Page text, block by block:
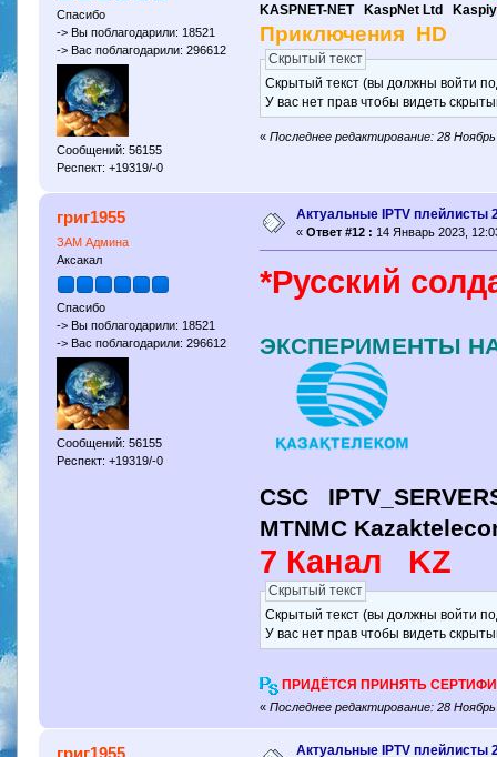
Спасибо
-> Вы поблагодарили: 18521
-> Вас поблагодарили: 296612
Сообщений: 56155
Респект: +19319/-0
KASPNET-NET KaspNet Ltd
Приключения HD
Скрытый текст
Скрытый текст (вы должны войти
У вас нет прав чтобы видеть
«Последнее редактирование: 28
григ1955
ЗАМ Админа
Аксакал
Спасибо
-> Вы поблагодарили: 18521
-> Вас поблагодарили: 296612
Сообщений: 56155
Респект: +19319/-0
Актуальные IPTV плейлисты
« Ответ #12 : 14 Январь 2023,
*Русский
ЭКСПЕРИМЕНТЫ
CSC
MTNMC
7 Канал KZ
Скрытый текст
Скрытый текст (вы должны войти
У вас нет прав чтобы видеть
ПРИДЁТСЯ ПРИНЯТЬ
«Последнее редактирование: 28
григ1955 Актуальные IPTV плейлисты